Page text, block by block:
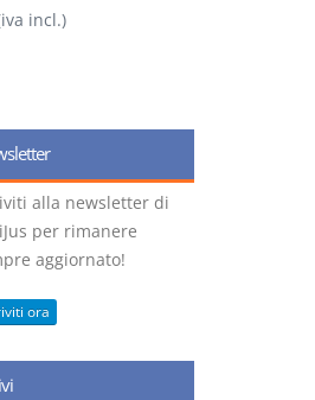
incl.)
alla newsletter di
per rimanere
aggiornato!
ora